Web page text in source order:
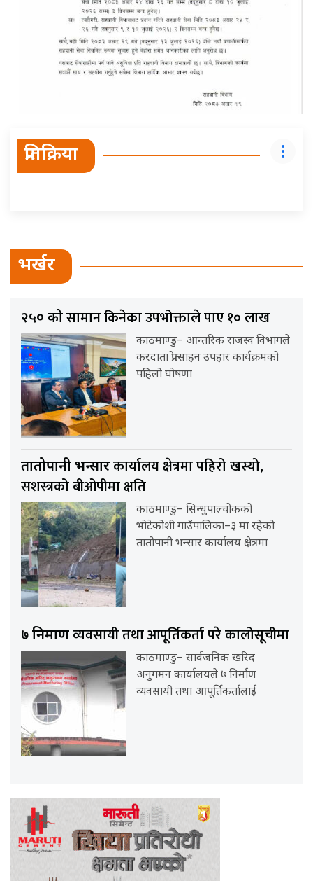
प्रतिक्रिया
भर्खर
२५० कोसामान किनेका उपभोक्ताले पाए १० लाख
काठमाण्डु– आन्तरिक राजस्व विभागले
करदाता प्रोत्साहन उपहार कार्यक्रमको
पहिलो घोषणा
तातोपानी भन्सारकार्यालय क्षेत्रमा पहिरो खस्यो,
सशस्त्रको बीओपीमा क्षति
काठमाण्डु– सिन्धुपाल्चोकको
भोटेकोशी गाउँपालिका–३ मा रहेको
तातोपानी भन्सार कार्यालय क्षेत्रमा
७ निर्माणव्यवसायी तथा आपूर्तिकर्ता परे कालोसूचीमा
काठमाण्डु– सार्वजनिक खरिद
अनुगमन कार्यालयले ७ निर्माण
व्यवसायी तथा आपूर्तिकर्तालाई